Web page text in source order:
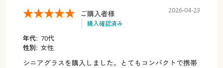
ご購入者様
購入確認済み
2026-04-23
年代: 70代
性別: 女性
シニアグラスを購入しました。とてもコンパクトで携帯